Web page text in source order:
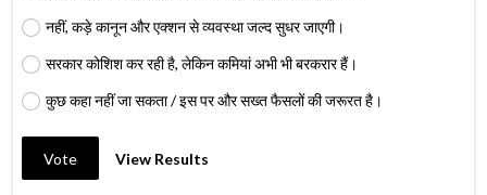
नहीं, कड़े कानून और एक्शन से व्यवस्था जल्द सुधर जाएगी।
सरकार कोशिश कर रही है, लेकिन कमियां अभी भी बरकरार हैं।
कुछ कहा नहीं जा सकता / इस पर और सख्त फैसलों की जरूरत है।
Vote View Results